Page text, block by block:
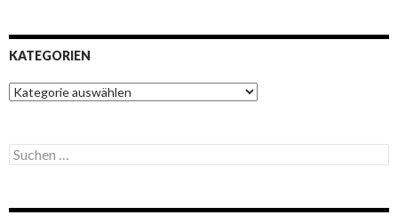
KATEGORIEN
K
a
g
o
S
u